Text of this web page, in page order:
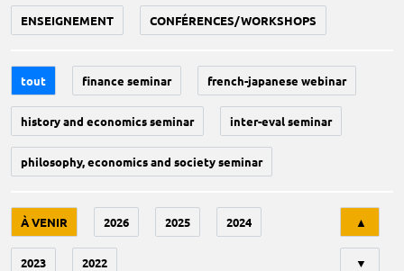
ENSEIGNEMENT CONFÉRENCES/WORKSHOPS
tout finance seminar french-japanese webinar
history and economics seminar inter-eval seminar
philosophy, economics and society seminar
À VENIR 2026 2025 2024
2023 2022
▲
▼